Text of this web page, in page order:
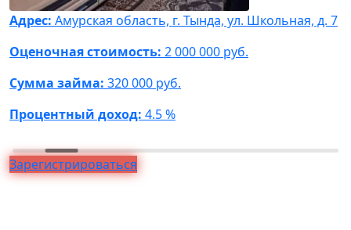
Адрес: Амурская область, г. Тында, ул. Школьная, д. 7
Оценочная стоимость: 2 000 000 руб.
Сумма займа: 320 000 руб.
Процентный доход: 4.5 %
Зарегистрироваться